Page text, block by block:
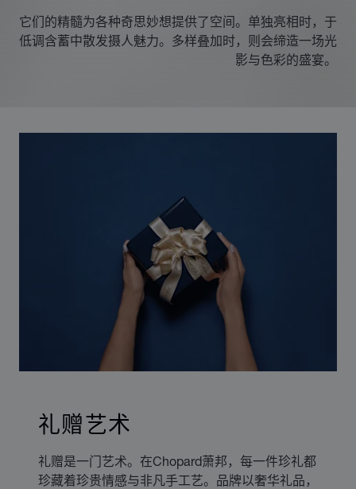
它们的精髓为各种奇思妙想提供了空间。单独亮相时，于
低调含蓄中散发摄人魅力。多样叠加时，则会缔造一场光
影与色彩的盛宴。
礼赠艺术
礼赠是一门艺术。在Chopard萧邦，每一件珍礼都
珍藏着珍贵情感与非凡手工艺。品牌以奢华礼品，